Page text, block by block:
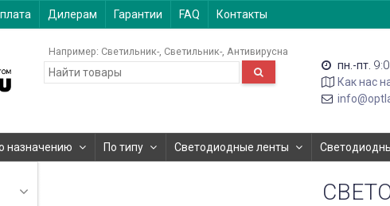
Дилерам Гарантии FAQ Контакты
Например: Светильник- Светильник- Антивирусна
пн.-пт.
Как нас
назначению По типу Светодиодные ленты